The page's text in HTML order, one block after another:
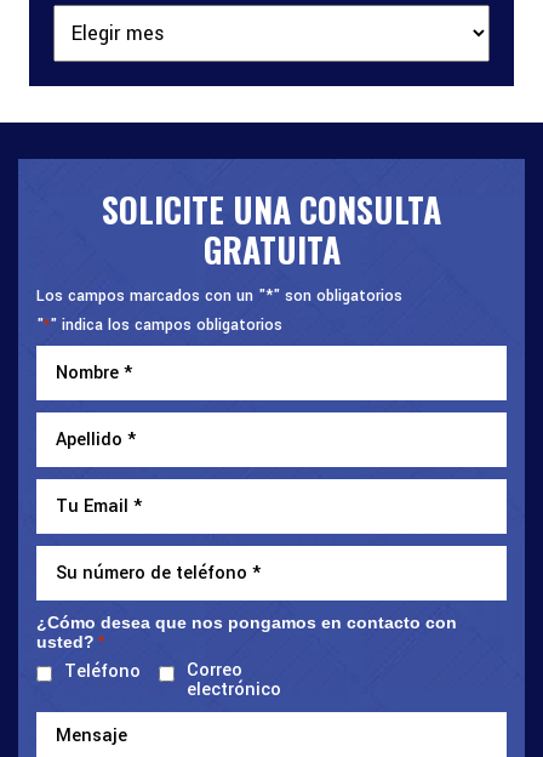
SOLICITE UNA CONSULTA
GRATUITA
Los campos marcados con un "*" son obligatorios
"*" indica los campos obligatorios
¿Cómo desea que nos pongamos en contacto con
usted? *
Teléfono Correo
electrónico